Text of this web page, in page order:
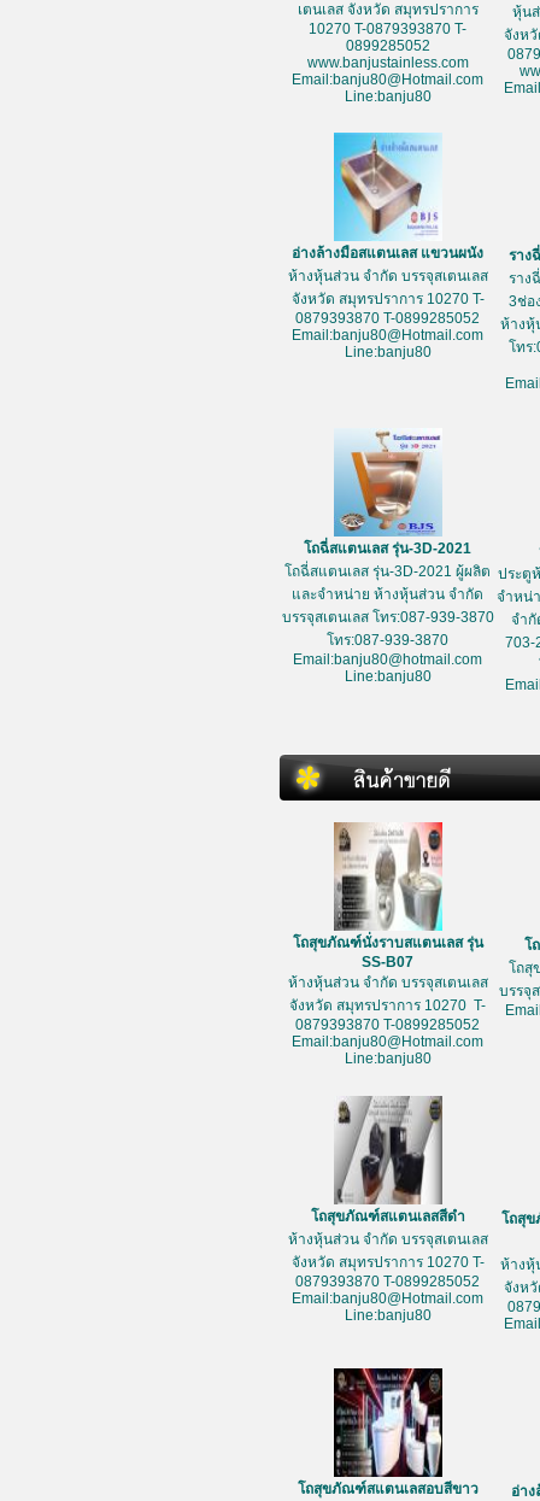
เตนเลส จังหวัด สมุทรปราการ
10270 T-0879393870 T-
0899285052
www.banjustainless.com
Email:banju80@Hotmail.com
Line:banju80
หุ้น
จังห
อ่างล้างมือสแตนเลส แขวนผนัง
ห้างหุ้นส่วน จำกัด บรรจุสเตนเลส
จังหวัด สมุทรปราการ 10270 T-
0879393870 T-0899285052
Email:banju80@Hotmail.com
Line:banju80
ราง
ราง
3ช่อ
ห้างหุ้
โทร
โถฉี่สแตนเลส รุ่น-3D-2021
โถฉี่สแตนเลส รุ่น-3D-2021 ผู้ผลิต
และจำหน่าย ห้างหุ้นส่วน จำกัด
บรรจุสเตนเลส โทร:087-939-3870
โทร:087-939-3870
Email:banju80@hotmail.com
Line:banju80
ประตู
จำหน่
จำกั
703-
โถสุขภัณฑ์นั่งราบสแตนเลส รุ่น
SS-B07
ห้างหุ้นส่วน จำกัด บรรจุสเตนเลส
จังหวัด สมุทรปราการ 10270 T-
0879393870 T-0899285052
Email:banju80@Hotmail.com
Line:banju80
โ
โถสุ
บรรจุ
โถสุขภัณฑ์สแตนเลสสีดำ
ห้างหุ้นส่วน จำกัด บรรจุสเตนเลส
จังหวัด สมุทรปราการ 10270 T-
0879393870 T-0899285052
Email:banju80@Hotmail.com
Line:banju80
โถสุ
ห้างหุ้
จังห
โถสุขภัณฑ์สแตนเลสอบสีขาว
อ่า